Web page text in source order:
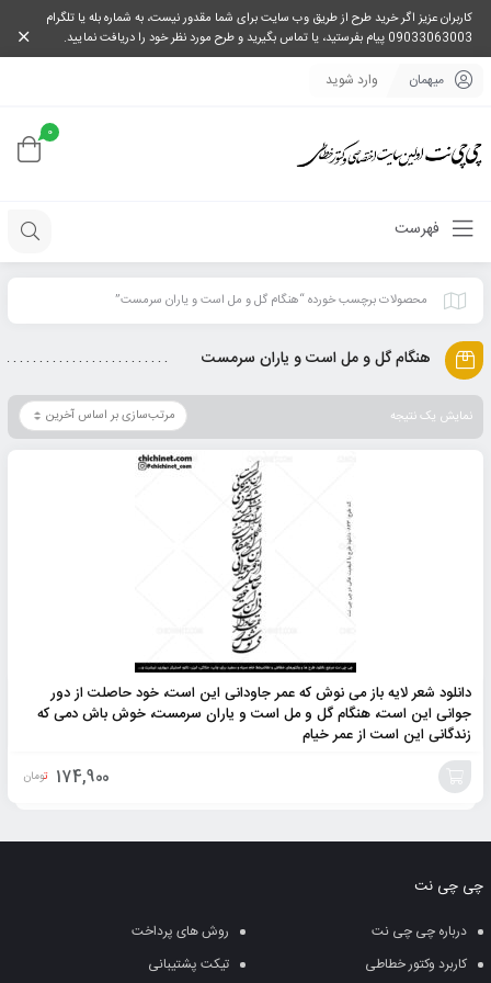
کاربران عزیز اگر خرید طرح از طریق وب سایت برای شما مقدور نیست، به شماره بله یا تلگرام
09033063003 پیام بفرستید، یا تماس بگیرید و طرح مورد نظر خود را دریافت نمایید.
میهمان وارد شوید
0
فهرست
محصولات برچسب خورده “هنگام گل و مل است و یاران سرمست”
هنگام گل و مل است و یاران سرمست
نمایش یک نتیجه
دانلود شعر لایه باز می نوش که عمر جاودانی این است، خود حاصلت از دور
جوانی این است، هنگام گل و مل است و یاران سرمست، خوش باش دمی که
زندگانی این است از عمر خیام
174,900 تومان
سبد
چی چی نت
درباره چی چی نت
روش های پرداخت
کاربرد وکتور خطاطی
تیکت پشتیبانی